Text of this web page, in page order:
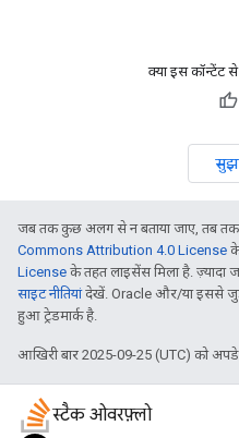
क्या इस कॉन्टेंट
जब तक कुछ अलग से न बताया जाए, तब तक
Commons Attribution 4.0 License
License के तहत लाइसेंस मिला है. ज़्यादा
साइट नीतियांदेखें. Oracle और/या इससे
हुआ ट्रेडमार्क है.
आखिरी बार 2025-09-25 (UTC) को
स्टैक ओवरफ़्लो